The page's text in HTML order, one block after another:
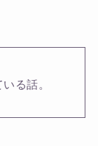
る話。